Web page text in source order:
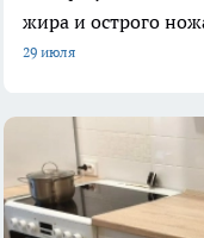
жира и острого
29 июля